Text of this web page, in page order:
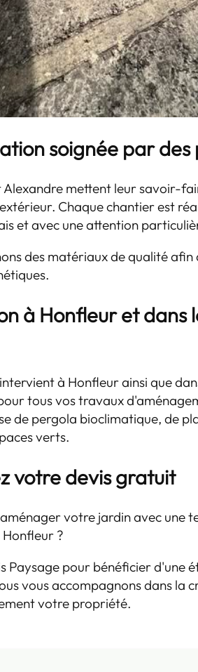
soignée par des
Alexandre mettent leur savoir-
Chaque chantier est
et avec une attention
des matériaux de qualité
à Honfleur et dans
à Honfleur ainsi que
tous vos travaux
de pergola bioclimatique, de
verts.
votre devis gratuit
votre jardin avec une
?
Paysage pour bénéficier d'une
vous accompagnons dans la
votre propriété.